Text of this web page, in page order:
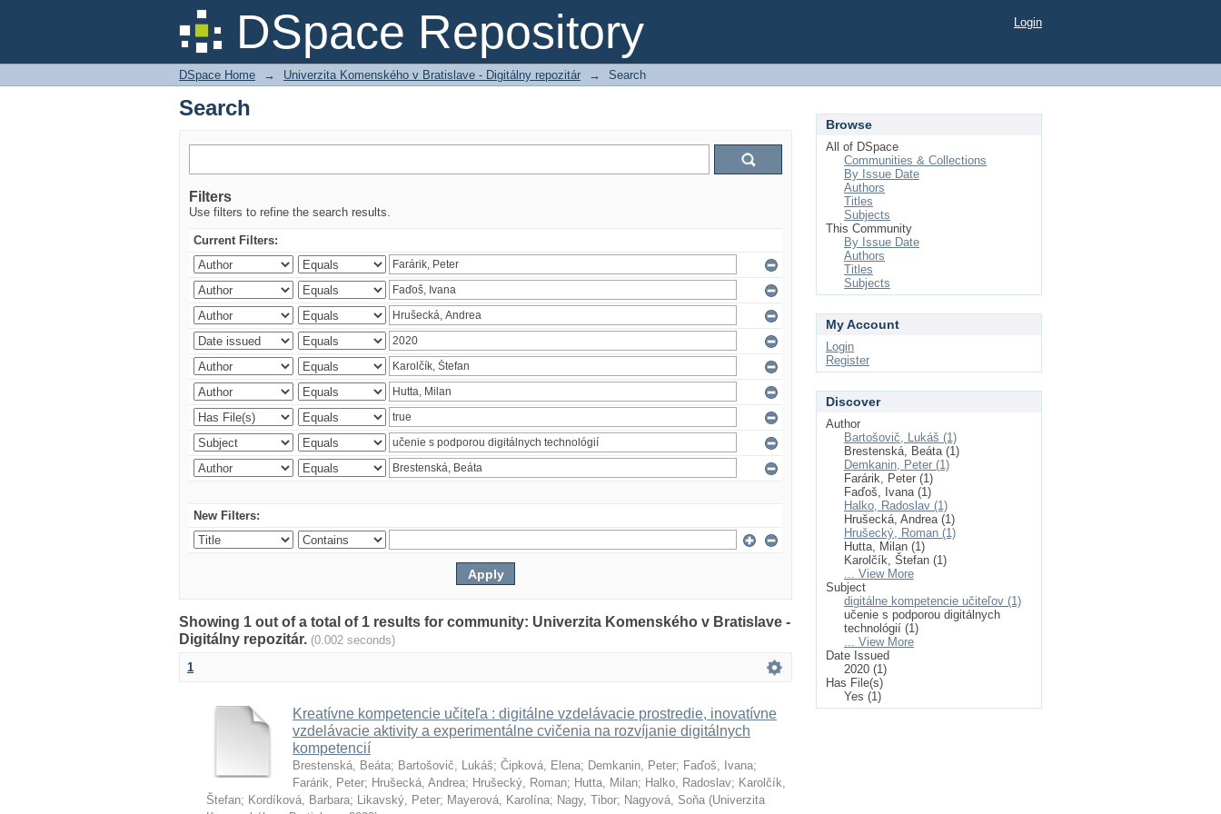
DSpace Repository
Search Login
DSpace Home → Univerzita Komenského v Bratislave - Digitálny repozitár → Search
Search
Filters
Use filters to refine the search results.
Current Filters:
New Filters:
Showing 1 out of a total of 1 results for community: Univerzita Komenského v Bratislave -
Digitálny repozitár. (0.002 seconds)
1
Kreatívne kompetencie učiteľa : digitálne vzdelávacie prostredie, inovatívne
vzdelávacie aktivity a experimentálne cvičenia na rozvíjanie digitálnych
kompetencií
Brestenská, Beáta; Bartošovič, Lukáš; Čipková, Elena; Demkanin, Peter; Faďoš, Ivana;
Farárik, Peter; Hrušecká, Andrea; Hrušecký, Roman; Hutta, Milan; Halko, Radoslav; Karolčík,
Štefan; Kordíková, Barbara; Likavský, Peter; Mayerová, Karolína; Nagy, Tibor; Nagyová, Soňa (Univerzita
Browse
All of DSpace
Communities & Collections
By Issue Date
Authors
Titles
Subjects
This Community
By Issue Date
Authors
Titles
Subjects
My Account
Login
Register
Discover
Author
Bartošovič, Lukáš (1)
Brestenská, Beáta (1)
Demkanin, Peter (1)
Farárik, Peter (1)
Faďoš, Ivana (1)
Halko, Radoslav (1)
Hrušecká, Andrea (1)
Hrušecký, Roman (1)
Hutta, Milan (1)
Karolčík, Štefan (1)
... View More
Subject
digitálne kompetencie učiteľov (1)
učenie s podporou digitálnych
technológií (1)
... View More
Date Issued
2020 (1)
Has File(s)
Yes (1)